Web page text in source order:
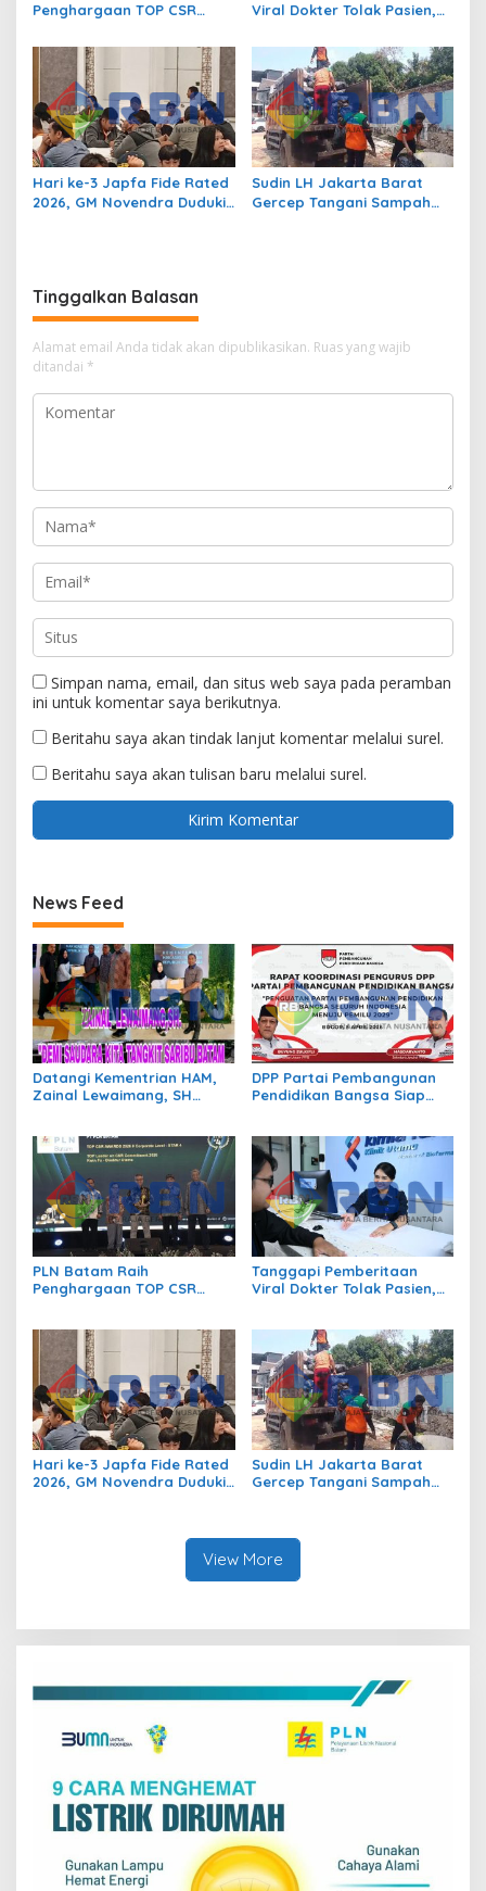
Penghargaan TOP CSR
Leader on CSR
Commitment 2026
Viral Dokter Tolak Pasien,
PT Kimia Farma Angkat
Bicara
Hari ke-3 Japfa Fide Rated
2026, GM Novendra Duduki
Sudin LH Jakarta Barat
Gercep Tangani Sampah
Tinggalkan Balasan
Alamat email Anda tidak akan dipublikasikan. Ruas yang wajib
ditandai *
Simpan nama, email, dan situs web saya pada peramban
ini untuk komentar saya berikutnya.
Beritahu saya akan tindak lanjut komentar melalui surel.
Beritahu saya akan tulisan baru melalui surel.
News Feed
Datangi Kementrian HAM,
Zainal Lewaimang, SH
DPP Partai Pembangunan
Pendidikan Bangsa Siap
PLN Batam Raih
Penghargaan TOP CSR
Commitment 2026
Tanggapi Pemberitaan
Viral Dokter Tolak Pasien,
Hari ke-3 Japfa Fide Rated
2026, GM Novendra Duduki
Sudin LH Jakarta Barat
Gercep Tangani Sampah
View More